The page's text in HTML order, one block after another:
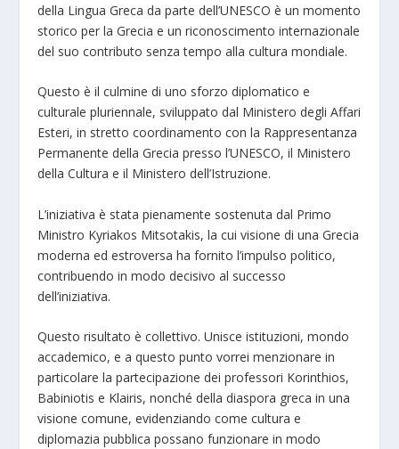
della Lingua Greca da parte dell’UNESCO è un momento
storico per la Grecia e un riconoscimento internazionale
del suo contributo senza tempo alla cultura mondiale.
Questo è il culmine di uno sforzo diplomatico e
culturale pluriennale, sviluppato dal Ministero degli Affari
Esteri, in stretto coordinamento con la Rappresentanza
Permanente della Grecia presso l’UNESCO, il Ministero
della Cultura e il Ministero dell’Istruzione.
L’iniziativa è stata pienamente sostenuta dal Primo
Ministro Kyriakos Mitsotakis, la cui visione di una Grecia
moderna ed estroversa ha fornito l’impulso politico,
contribuendo in modo decisivo al successo
dell’iniziativa.
Questo risultato è collettivo. Unisce istituzioni, mondo
accademico, e a questo punto vorrei menzionare in
particolare la partecipazione dei professori Korinthios,
Babiniotis e Klairis, nonché della diaspora greca in una
visione comune, evidenziando come cultura e
diplomazia pubblica possano funzionare in modo